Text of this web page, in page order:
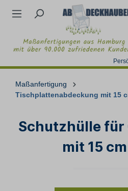
Maßanfertigung
Tischplattenabdeckung mit 15
Schutzhülle
mit 15